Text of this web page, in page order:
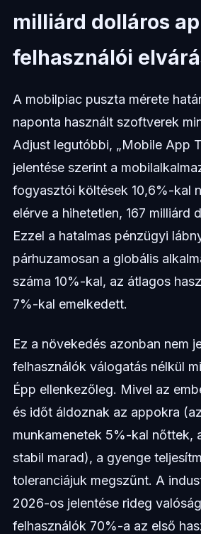
milliárd dolláros
felhasználói
A mobilpiac puszta mérete
naponta használt szoftverek
Adjust legutóbbi, „Mobile App
jelentése szerint a
fogyasztói költések 10,6%-kal
elérve a hihetetlen, 167 milliárd
Ezzel a hatalmas pénzügyi
párhuzamosan a globális
száma 10%-kal, az átlagos
7%-kal emelkedett.
Ez a növekedés azonban nem
felhasználók válogatás nélkül
Épp ellenkezőleg. Mivel az
és időt áldoznak az appokra
munkamenetek 5%-kal nőttek,
stabil marad), a gyenge
toleranciájuk megszűnt. A
2026-os jelentése rideg
felhasználók 70%-a az első